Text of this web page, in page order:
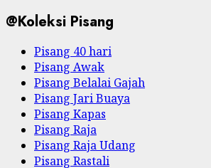
@Koleksi Pisang
Pisang 40 hari
Pisang Awak
Pisang Belalai Gajah
Pisang Jari Buaya
Pisang Kapas
Pisang Raja
Pisang Raja Udang
Pisang Rastali